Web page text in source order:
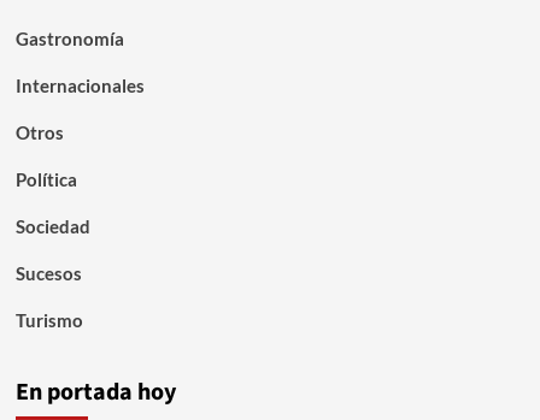
Gastronomía
Internacionales
Otros
Política
Sociedad
Sucesos
Turismo
En portada hoy